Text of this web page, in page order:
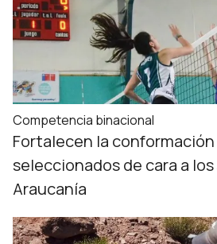
Competencia binacional
Fortalecen la
seleccionados de cara a
Araucanía